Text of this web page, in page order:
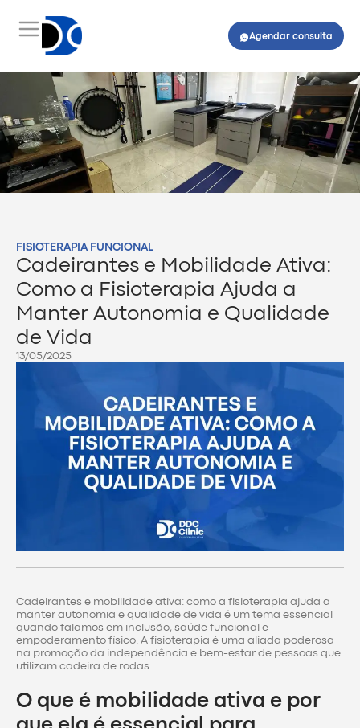
Agendar consulta
FISIOTERAPIA FUNCIONAL
Cadeirantes e Mobilidade Ativa:
Como a Fisioterapia Ajuda a
Manter Autonomia e Qualidade
de Vida
13/05/2025
Cadeirantes e mobilidade ativa: como a fisioterapia ajuda a
manter autonomia e qualidade de vida é um tema essencial
quando falamos em inclusão, saúde funcional e
empoderamento físico. A fisioterapia é uma aliada poderosa
na promoção da independência e bem-estar de pessoas que
utilizam cadeira de rodas.
O que é mobilidade ativa e por